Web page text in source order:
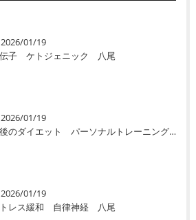
2026/01/19
子 ケトジェニック 八尾
2026/01/19
最後のダイエット パーソナルトレーニング 八尾
2026/01/19
レス緩和 自律神経 八尾